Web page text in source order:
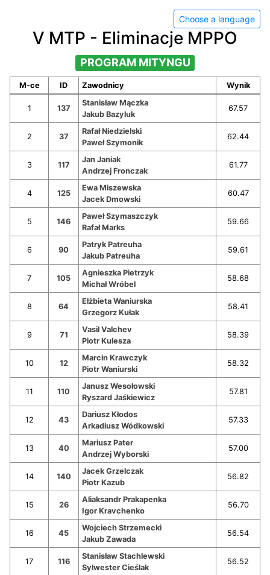
Choose a language
V MTP - Eliminacje MPPO
PROGRAM MITYNGU
M-ce ID Zawodnicy Wynik
1 137
Stanisław Mączka
Jakub Bazyluk
67.57
2 37
Rafał Niedzielski
Paweł Szymonik
62.44
3 117
Jan Janiak
Andrzej Fronczak
61.77
4 125
Ewa Miszewska
Jacek Dmowski
60.47
5 146
Paweł Szymaszczyk
Rafał Marks
59.66
6 90
Patryk Patreuha
Jakub Patreuha
59.61
7 105
Agnieszka Pietrzyk
Michał Wróbel
58.68
8 64
Elżbieta Waniurska
Grzegorz Kułak
58.41
9 71
Vasil Valchev
Piotr Kulesza
58.39
10 12
Marcin Krawczyk
Piotr Waniurski
58.32
11 110
Janusz Wesołowski
Ryszard Jaśkiewicz
57.81
12 43
Dariusz Kłodos
Arkadiusz Wódkowski
57.33
13 40
Mariusz Pater
Andrzej Wyborski
57.00
14 140
Jacek Grzelczak
Piotr Kazub
56.82
15 26
Aliaksandr Prakapenka
Igor Kravchenko
56.70
16 45
Wojciech Strzemecki
Jakub Zawada
56.54
17 116
Stanisław Stachlewski
Sylwester Cieślak
56.52